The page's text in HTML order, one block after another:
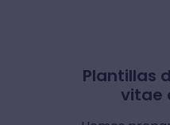
Plantillas
vitae